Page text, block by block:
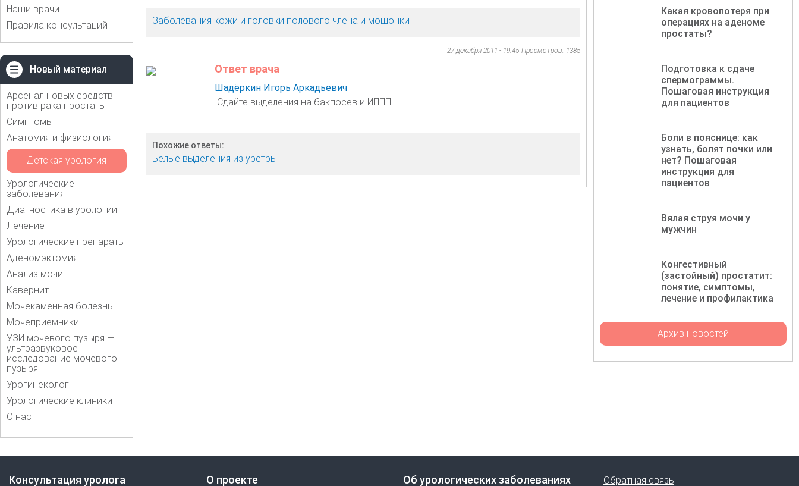
Наши врачи
Правила консультаций
Новый материал
Арсенал новых средств
против рака простаты
Симптомы
Анатомия и физиология
Детская урология
Урологические
заболевания
Диагностика в урологии
Лечение
Урологические препараты
Аденомэктомия
Анализ мочи
Кавернит
Мочекаменная болезнь
Мочеприемники
УЗИ мочевого пузыря —
ультразвуковое
исследование мочевого
пузыря
Урогинеколог
Урологические клиники
О нас
Заболевания кожи и головки полового члена и мошонки
27 декабря 2011 - 19:45 Просмотров: 1385
Ответ врача
Шадёркин Игорь Аркадьевич
Сдайте выделения на бакпосев и ИППП.
Похожие ответы:
Белые выделения из уретры
Какая кровопотеря при
операциях на аденоме
простаты?
Подготовка к сдаче
спермограммы.
Пошаговая инструкция
для пациентов
Боли в пояснице: как
узнать, болят почки или
нет? Пошаговая
инструкция для
пациентов
Вялая струя мочи у
мужчин
Конгестивный
(застойный) простатит:
понятие, симптомы,
лечение и профилактика
Архив новостей
Консультация уролога О проекте Об урологических заболеваниях Обратная связь